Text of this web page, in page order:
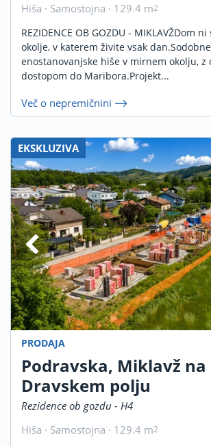
Hiša · Samostojna · 129.4 m2
REZIDENCE OB GOZDU - MIKLAVŽDom
okolje, v katerem živite vsak dan.Sodobne
enostanovanjske hiše v mirnem okolju, z
dostopom do Maribora.Projekt...
Več o nepremičnini
EKSKLUZIVA
PRODAJA
Podravska, Miklavž na
Dravskem polju
Rezidence ob gozdu - H4
Hiša · Samostojna · 129.4 m2